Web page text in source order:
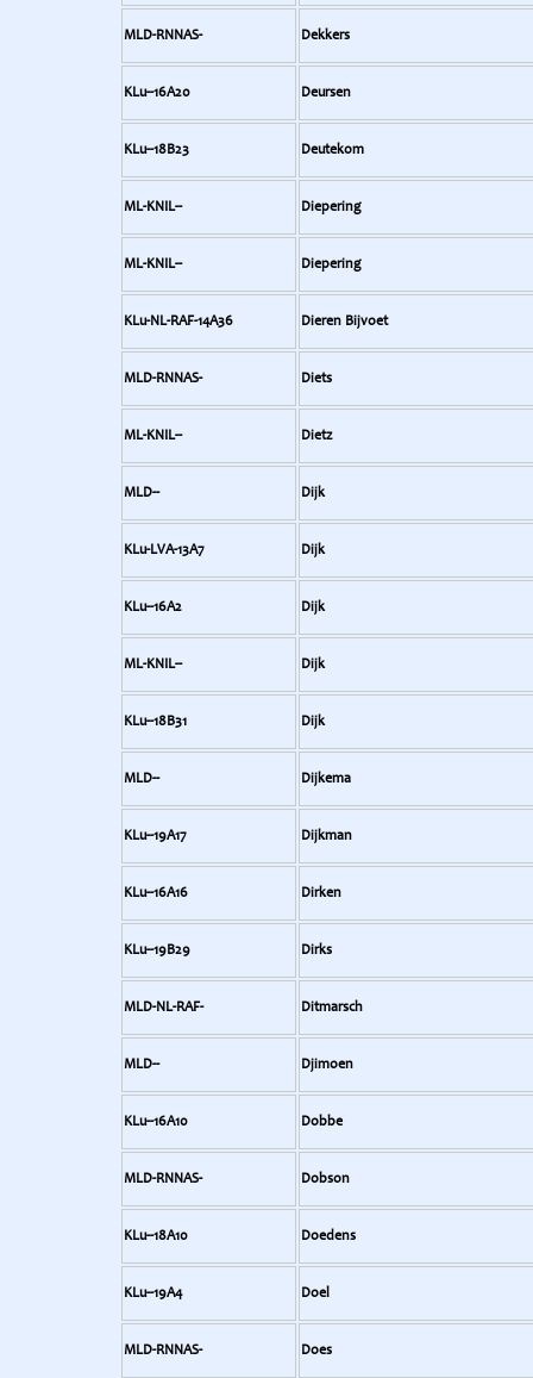
MLD-RNNAS- Dekkers
KLu--16A20 Deursen
KLu--18B23 Deutekom
ML-KNIL-- Diepering
ML-KNIL-- Diepering
KLu-NL-RAF-14A36 Dieren Bijvoet
MLD-RNNAS- Diets
ML-KNIL-- Dietz
MLD-- Dijk
KLu-LVA-13A7 Dijk
KLu--16A2 Dijk
ML-KNIL-- Dijk
KLu--18B31 Dijk
MLD-- Dijkema
KLu--19A17 Dijkman
KLu--16A16 Dirken
KLu--19B29 Dirks
MLD-NL-RAF- Ditmarsch
MLD-- Djimoen
KLu--16A10 Dobbe
MLD-RNNAS- Dobson
KLu--18A10 Doedens
KLu--19A4 Doel
MLD-RNNAS- Does